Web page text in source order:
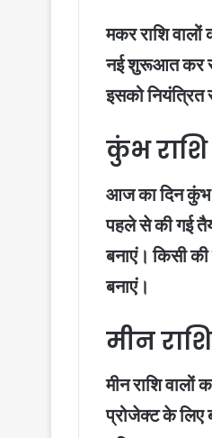
मकर राशि
नई शुरूआत कर
इसको
कुंभ
आज का दिन कुंभ
पहले से की गई
बनाएं। किसी
बनाएं।
मीन
मीन राशि
प्रोजेक्ट के लिए